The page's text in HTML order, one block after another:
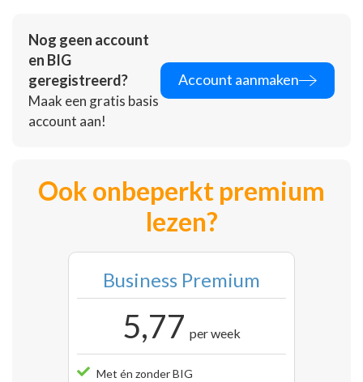
Nog geen account
en BIG
geregistreerd?
Maak een gratis basis
account aan!
Account aanmaken
Ook onbeperkt premium
lezen?
Business Premium
5,77 per week
Met én zonder BIG